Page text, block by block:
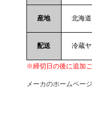
産地 北海道
配送 冷蔵
※締切日の後に追加
メーカのホームペー